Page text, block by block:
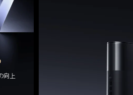
向上